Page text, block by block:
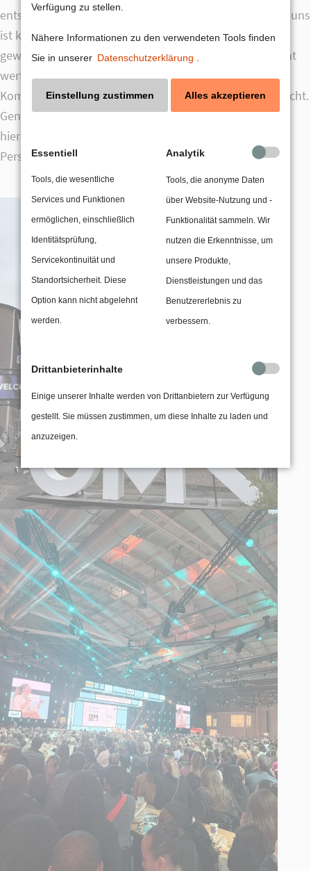
entscheidenden Hebel für Effizienz und Innovation. Für uns
ist klar: Wer in diesem Umfeld dauerhaft Vertrauen
gewinnen will, braucht mehr als Technologie. Es braucht
werthaltige Kommunikation, die Orientierung schafft,
Komplexität reduziert und klare Haltungen sichtbar macht.
Genau daran arbeiten wir – und die OMR 2026 gab uns
hierfür Rückenwind, neue Impulse und frische
Perspektiven.
Verfügung zu stellen.
Nähere Informationen zu den verwendeten Tools finden
Sie in unserer Datenschutzerklärung
Einstellung zustimmen Alles akzeptieren
Essentiell
Tools, die wesentliche
Services und Funktionen
ermöglichen, einschließlich
Identitätsprüfung,
Servicekontinuität und
Standortsicherheit. Diese
Option kann nicht abgelehnt
werden.
Analytik
Tools, die anonyme Daten
über Website-Nutzung und -
Funktionalität sammeln. Wir
nutzen die Erkenntnisse, um
unsere Produkte,
Dienstleistungen und das
Benutzererlebnis zu
verbessern.
Drittanbieterinhalte
Einige unserer Inhalte werden von Drittanbietern zur Verfügung
gestellt. Sie müssen zustimmen, um diese Inhalte zu laden und
anzuzeigen.